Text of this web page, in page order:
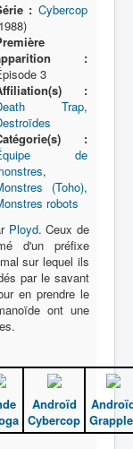
: Cybercop
:
3
:
Trap,
:
de
,
(Toho),
robots
Ployd. Ceux de
d'un préfixe
sur lequel ils
par le savant
en prendre le
ont une
Androïd
Cybercop